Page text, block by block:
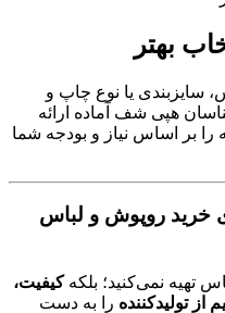
بهتر
سایزبندی یا نوع چاپ و
هپی شف آماده ارائه
را بر اساس نیاز و بودجه شما
خرید روپوش و لباس
تهیه نمی‌کنید؛ بلکهکیفیت،
تولیدکننده را به دست